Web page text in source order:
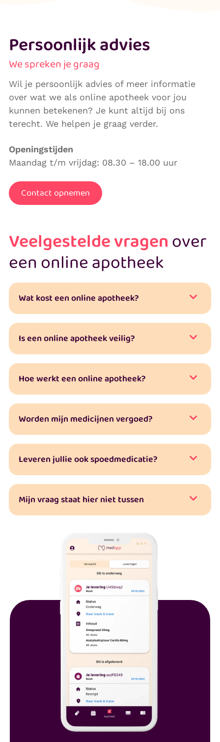
Persoonlijk advies
We spreken je graag
Wil je persoonlijk advies of meer informatie
over wat we als online apotheek voor jou
kunnen betekenen? Je kunt altijd bij ons
terecht. We helpen je graag verder.
Openingstijden
Maandag t/m vrijdag: 08.30 – 18.00 uur
Contact opnemen
Veelgestelde vragenover
een online apotheek
Wat kost een online apotheek?
Is een online apotheek veilig?
Hoe werkt een online apotheek?
Worden mijn medicijnen vergoed?
Leveren jullie ook spoedmedicatie?
Mijn vraag staat hier niet tussen